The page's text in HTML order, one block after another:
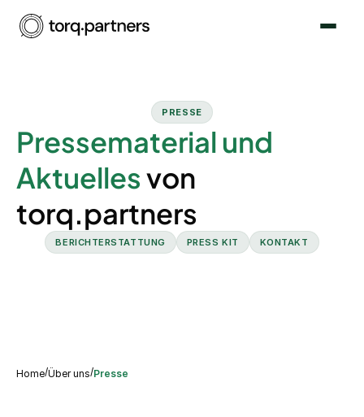
PRESSE
Pressematerial und
Aktuellesvon
torq.partners
BERICHTERSTATTUNG PRESS KIT KONTAKT
Home/Über uns/Presse